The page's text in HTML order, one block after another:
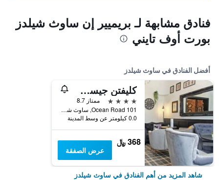
فنادق مشابهة لـ بريميير إن ساوث شيلدز
بورت أوف تايني
أفضل الفنادق في ساوث شيلدز
كليفتن جيست هاوس
4 نجوم
ممتاز 8.7
101 Ocean Road, ساوث شيلدز, المملكة المتحدة
0.0 كيلومتر عن وسط المدينة
368 ﷼
عرض الصفقة
شاهد المزيد من أهم الفنادق في ساوث شيلدز